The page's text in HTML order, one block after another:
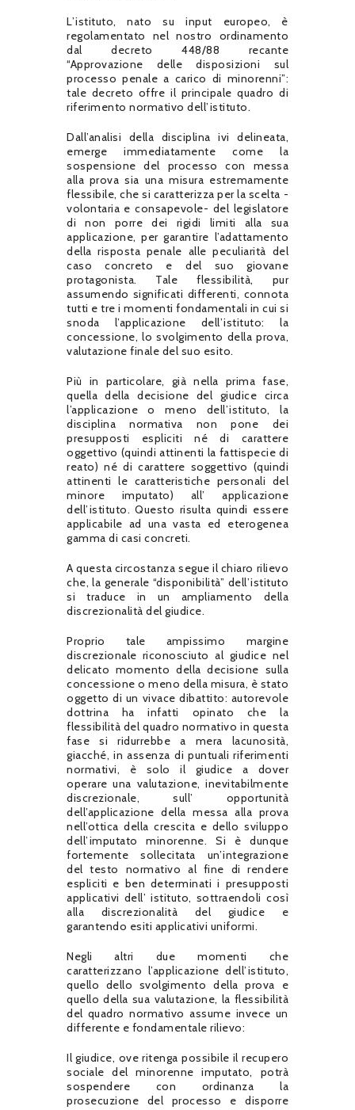
L’istituto, nato su input europeo, è
regolamentato nel nostro ordinamento
dal decreto 448/88 recante
“Approvazione delle disposizioni sul
processo penale a carico di minorenni”:
tale decreto offre il principale quadro di
riferimento normativo dell’istituto.
Dall’analisi della disciplina ivi delineata,
emerge immediatamente come la
sospensione del processo con messa
alla prova sia una misura estremamente
flessibile, che si caratterizza per la scelta -
volontaria e consapevole- del legislatore
di non porre dei rigidi limiti alla sua
applicazione, per garantire l’adattamento
della risposta penale alle peculiarità del
caso concreto e del suo giovane
protagonista. Tale flessibilità, pur
assumendo significati differenti, connota
tutti e tre i momenti fondamentali in cui si
snoda l’applicazione dell’istituto: la
concessione, lo svolgimento della prova,
valutazione finale del suo esito.
Più in particolare, già nella prima fase,
quella della decisione del giudice circa
l’applicazione o meno dell’istituto, la
disciplina normativa non pone dei
presupposti espliciti né di carattere
oggettivo (quindi attinenti la fattispecie di
reato) né di carattere soggettivo (quindi
attinenti le caratteristiche personali del
minore imputato) all’ applicazione
dell’istituto. Questo risulta quindi essere
applicabile ad una vasta ed eterogenea
gamma di casi concreti.
A questa circostanza segue il chiaro rilievo
che, la generale “disponibilità” dell’istituto
si traduce in un ampliamento della
discrezionalità del giudice.
Proprio tale ampissimo margine
discrezionale riconosciuto al giudice nel
delicato momento della decisione sulla
concessione o meno della misura, è stato
oggetto di un vivace dibattito: autorevole
dottrina ha infatti opinato che la
flessibilità del quadro normativo in questa
fase si ridurrebbe a mera lacunosità,
giacché, in assenza di puntuali riferimenti
normativi, è solo il giudice a dover
operare una valutazione, inevitabilmente
discrezionale, sull’ opportunità
dell’applicazione della messa alla prova
nell’ottica della crescita e dello sviluppo
dell’imputato minorenne. Si è dunque
fortemente sollecitata un’integrazione
del testo normativo al fine di rendere
espliciti e ben determinati i presupposti
applicativi dell’ istituto, sottraendoli così
alla discrezionalità del giudice e
garantendo esiti applicativi uniformi.
Negli altri due momenti che
caratterizzano l’applicazione dell’istituto,
quello dello svolgimento della prova e
quello della sua valutazione, la flessibilità
del quadro normativo assume invece un
differente e fondamentale rilievo:
Il giudice, ove ritenga possibile il recupero
sociale del minorenne imputato, potrà
sospendere con ordinanza la
prosecuzione del processo e disporre